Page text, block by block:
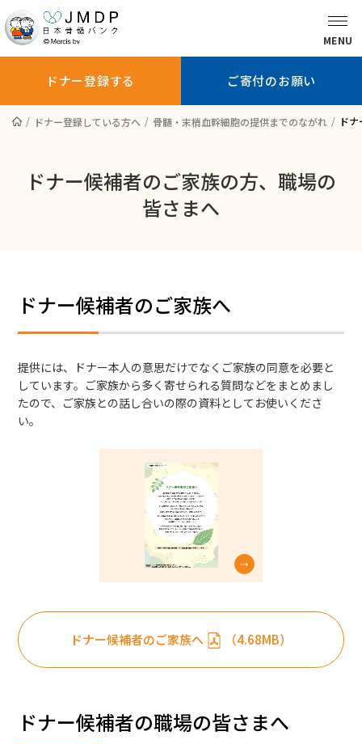
MENU
ドナー登録する ご寄付のお願い
ついて知る
お考えの方へ
している方へ
患者さんへ
ボランティア活動
お問い合わせ Q＆A
ドナー登録している方へ 骨髄・末梢血幹細胞の提供までのながれ ド
ドナー候補者のご家族の方、職場の
皆さまへ
ドナー候補者のご家族へ
提供には、ドナー本人の意思だけでなくご家族の同意を必要と
しています。ご家族から多く寄せられる質問などをまとめまし
たので、ご家族との話し合いの際の資料としてお使いくださ
い。
ドナー候補者のご家族へ （4.68MB）
ドナー候補者の職場の皆さまへ